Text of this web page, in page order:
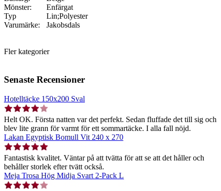
Mönster:
Enfärgat
Typ
Lin;Polyester
Varumärke:
Jakobsdals
Fler kategorier
Senaste Recensioner
Hotelltäcke 150x200 Sval
Helt OK. Första natten var det perfekt. Sedan fluffade det till sig och
blev lite grann för varmt för ett sommartäcke. I alla fall nöjd.
Lakan Egyptisk Bomull Vit 240 x 270
Fantastisk kvalitet. Väntar på att tvätta för att se att det håller och
behåller storlek efter tvätt också.
Meja Trosa Hög Midja Svart 2-Pack L